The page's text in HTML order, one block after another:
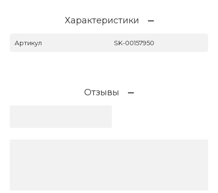
Характеристики
Артикул SK-00157950
Отзывы